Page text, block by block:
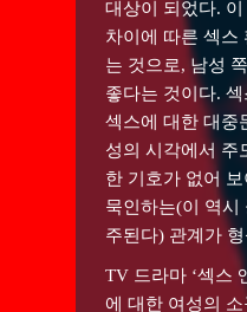
대상이 되었다.
차이에 따른 섹스
는 것으로, 남성
좋다는 것이다.
섹스에 대한 대중
성의 시각에서 주
한 기호가 없어
묵인하는(이 역시
주된다) 관계가
TV 드라마 ‘섹스
에 대한 여성의